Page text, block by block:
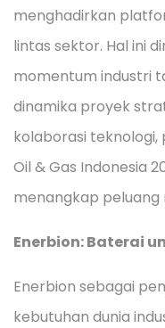
menghadirkan
lintas sektor. Hal ini
momentum industri
dinamika proyek
kolaborasi teknologi,
Oil & Gas Indonesia
menangkap peluang
Enerbion: Baterai
Enerbion sebagai
kebutuhan dunia